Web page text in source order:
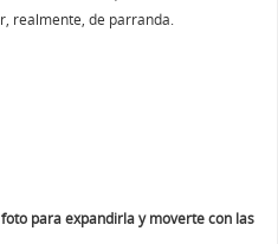
realmente, de parranda.
foto para expandirla y moverte con las